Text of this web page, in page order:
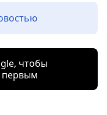
чтобы
первым